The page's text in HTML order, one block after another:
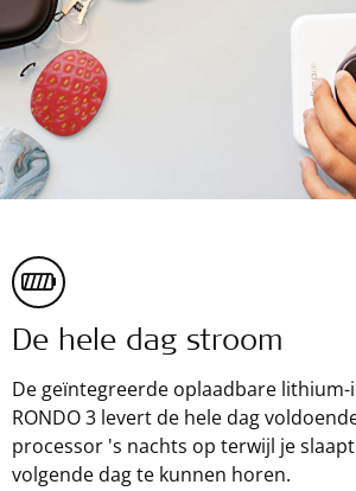
De hele dag stroom
De geïntegreerde oplaadbare
RONDO 3 levert de hele dag
processor 's nachts op terwijl je
volgende dag te kunnen horen.